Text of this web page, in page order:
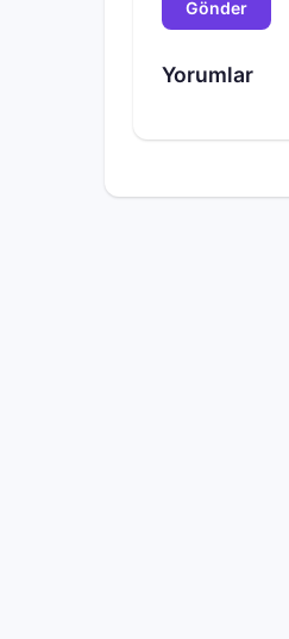
Gönder
Yorumlar